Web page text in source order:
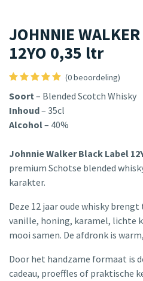
JOHNNIE
12YO 0,35 ltr
(0 beoordeling)
Soort– Blended Scotch Whisky
Inhoud– 35cl
Alcohol– 40%
Johnnie Walker Black Label
premium Schotse blended
karakter.
Deze 12 jaar oude whisky
vanille, honing, karamel, lichte
mooi samen. De afdronk is
Door het handzame formaat is
cadeau, proeffles of praktische